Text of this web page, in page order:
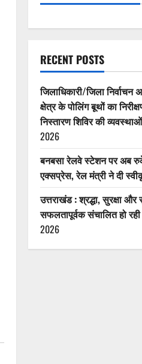
RECENT POSTS
जिलाधिकारी/जिला
क्षेत्र के पोलिंग बूथों का
निस्तारण शिविर की
2026
बनबसा रेलवे स्टेशन पर अब
एक्सप्रेस, रेल मंत्री ने दी
उत्तराखंड : श्रद्धा, सुरक्षा
सफलतापूर्वक संचालित हो
2026